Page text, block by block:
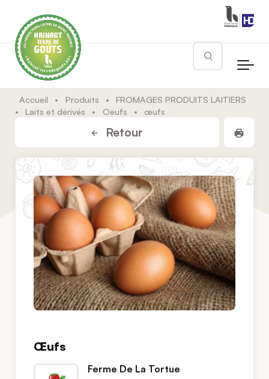
Rechercher
Accueil • Produits •
FROMAGES PRODUITS LAITIERS
•
Laits et dérivés • Oeufs • œufs
Retour
Œufs
Ferme De La Tortue